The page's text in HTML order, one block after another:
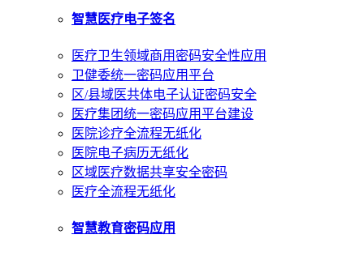
智慧医疗电子签名
医疗卫生领域商用密码安全性应用
卫健委统一密码应用平台
区/县域医共体电子认证密码安全
医疗集团统一密码应用平台建设
医院诊疗全流程无纸化
医院电子病历无纸化
区域医疗数据共享安全密码
医疗全流程无纸化
智慧教育密码应用